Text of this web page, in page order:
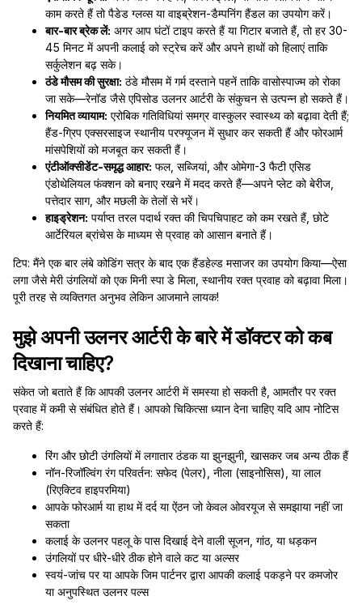
काम करते हैं तो पैडेड ग्लव्स या वाइब्रेशन-डैम्पनिंग हैंडल का उपयोग करें।
बार-बार ब्रेक लें: अगर आप घंटों टाइप करते हैं या गिटार बजाते हैं, तो हर 30-
45 मिनट में अपनी कलाई को स्ट्रेच करें और अपने हाथों को हिलाएं ताकि
सर्कुलेशन बढ़ सके।
ठंडे मौसम की सुरक्षा: ठंडे मौसम में गर्म दस्ताने पहनें ताकि वासोस्पाज्म को रोका
जा सके—रेनॉड जैसे एपिसोड उलनर आर्टरी के संकुचन से उत्पन्न हो सकते हैं।
नियमित व्यायाम: एरोबिक गतिविधियां समग्र वास्कुलर स्वास्थ्य को बढ़ावा देती हैं;
हैंड-ग्रिप एक्सरसाइज स्थानीय परफ्यूजन में सुधार कर सकती हैं और फोरआर्म
मांसपेशियों को मजबूत कर सकती हैं।
एंटीऑक्सीडेंट-समृद्ध आहार: फल, सब्जियां, और ओमेगा-3 फैटी एसिड
एंडोथेलियल फंक्शन को बनाए रखने में मदद करते हैं—अपने प्लेट को बेरीज,
पत्तेदार साग, और मछली के तेलों से भरें।
हाइड्रेशन: पर्याप्त तरल पदार्थ रक्त की चिपचिपाहट को कम रखते हैं, छोटे
आर्टेरियल ब्रांचेस के माध्यम से प्रवाह को आसान बनाते हैं।
टिप: मैंने एक बार लंबे कोडिंग सत्र के बाद एक हैंडहेल्ड मसाजर का उपयोग किया—ऐसा
लगा जैसे मेरी उंगलियों को एक मिनी स्पा डे मिला, स्थानीय रक्त प्रवाह को बढ़ावा मिला।
पूरी तरह से व्यक्तिगत अनुभव लेकिन आजमाने लायक!
मुझे अपनी उलनर आर्टरी के बारे में डॉक्टर को कब
दिखाना चाहिए?
संकेत जो बताते हैं कि आपकी उलनर आर्टरी में समस्या हो सकती है, आमतौर पर रक्त
प्रवाह में कमी से संबंधित होते हैं। आपको चिकित्सा ध्यान देना चाहिए यदि आप नोटिस
करते हैं:
रिंग और छोटी उंगलियों में लगातार ठंडक या झुनझुनी, खासकर जब अन्य ठीक हैं
नॉन-रिजॉल्विंग रंग परिवर्तन: सफेद (पेलर), नीला (साइनोसिस), या लाल
(रिएक्टिव हाइपरमिया)
आपके फोरआर्म या हाथ में दर्द या ऐंठन जो केवल ओवरयूज से समझाया नहीं जा
सकता
कलाई के उलनर पहलू के पास दिखाई देने वाली सूजन, गांठ, या धड़कन
उंगलियों पर धीरे-धीरे ठीक होने वाले कट या अल्सर
स्वयं-जांच पर या आपके जिम पार्टनर द्वारा आपकी कलाई पकड़ने पर कमजोर
या अनुपस्थित उलनर पल्स